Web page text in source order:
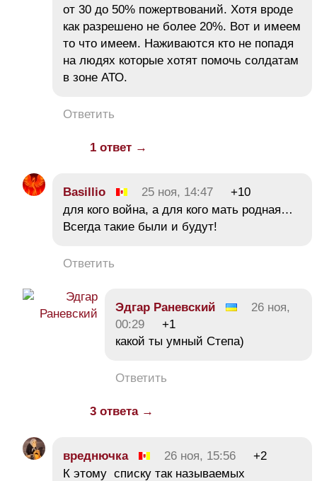
от 30 до 50% пожертвований. Хотя вроде
как разрешено не более 20%. Вот и имеем
то что имеем. Наживаются кто не попадя
на людях которые хотят помочь солдатам
в зоне АТО.
Ответить
1 ответ →
Basillio 25 ноя, 14:47
+10
для кого война, а для кого мать родная…
Всегда такие были и будут!
Ответить
Эдгар Раневский
26 ноя,
00:29
+1
какой ты умный Степа)
Ответить
3 ответа →
вреднючка 26 ноя, 15:56
+2
К этому списку так называемых